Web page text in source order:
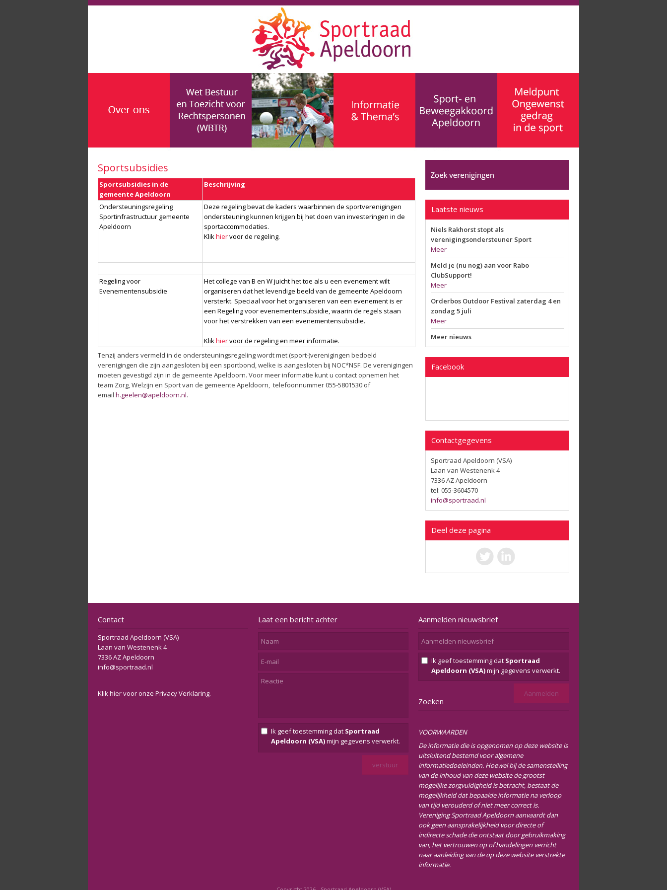
Sportsubsidies
Sportsubsidies in de
gemeente Apeldoorn
Beschrijving
Ondersteuningsregeling
Sportinfrastructuur gemeente
Apeldoorn
Deze regeling bevat de kaders waarbinnen de sportverenigingen
ondersteuning kunnen krijgen bij het doen van investeringen in de
sportaccommodaties.
Klik hiervoor de regeling.
Regeling voor
Evenementensubsidie
Het college van B en W juicht het toe als u een evenement wilt
organiseren dat het levendige beeld van de gemeente Apeldoorn
versterkt. Speciaal voor het organiseren van een evenement is er
een Regeling voor evenementensubsidie, waarin de regels staan
voor het verstrekken van een evenementensubsidie.
Klik hiervoor de regeling en meer informatie.
Tenzij anders vermeld in de ondersteuningsregeling wordt met (sport-)verenigingen bedoeld
verenigingen die zijn aangesloten bij een sportbond, welke is aangesloten bij NOC*NSF. De verenigingen
moeten gevestigd zijn in de gemeente Apeldoorn. Voor meer informatie kunt u contact opnemen het
team Zorg, Welzijn en Sport van de gemeente Apeldoorn, telefoonnummer 055-5801530 of
email h.geelen@apeldoorn.nl.
Laatste nieuws
Niels Rakhorst stopt als
verenigingsondersteuner Sport
Meer
Meld je (nu nog) aan voor Rabo
ClubSupport!
Meer
Orderbos Outdoor Festival zaterdag 4 en
zondag 5 juli
Meer
Meer nieuws
Facebook
Contactgegevens
Sportraad Apeldoorn (VSA)
Laan van Westenenk 4
7336 AZ Apeldoorn
tel: 055-3604570
info@sportraad.nl
Deel deze pagina
Contact
Sportraad Apeldoorn (VSA)
Laan van Westenenk 4
7336 AZ Apeldoorn
info@sportraad.nl
Klikhiervoor onze Privacy Verklaring.
Laat een bericht achter
Ik geef toestemming dat Sportraad
Apeldoorn (VSA)mijn gegevens verwerkt.
Aanmelden nieuwsbrief
Ik geef toestemming dat Sportraad
Apeldoorn (VSA)mijn gegevens verwerkt.
Zoeken
VOORWAARDEN
De informatie die is opgenomen op deze website is
uitsluitend bestemd voor algemene
informatiedoeleinden. Hoewel bij de samenstelling
van de inhoud van deze website de grootst
mogelijke zorgvuldigheid is betracht, bestaat de
mogelijkheid dat bepaalde informatie na verloop
van tijd verouderd of niet meer correct is.
Vereniging Sportraad Apeldoorn aanvaardt dan
ook geen aansprakelijkheid voor directe of
indirecte schade die ontstaat door gebruikmaking
van, het vertrouwen op of handelingen verricht
naar aanleiding van de op deze website verstrekte
informatie.